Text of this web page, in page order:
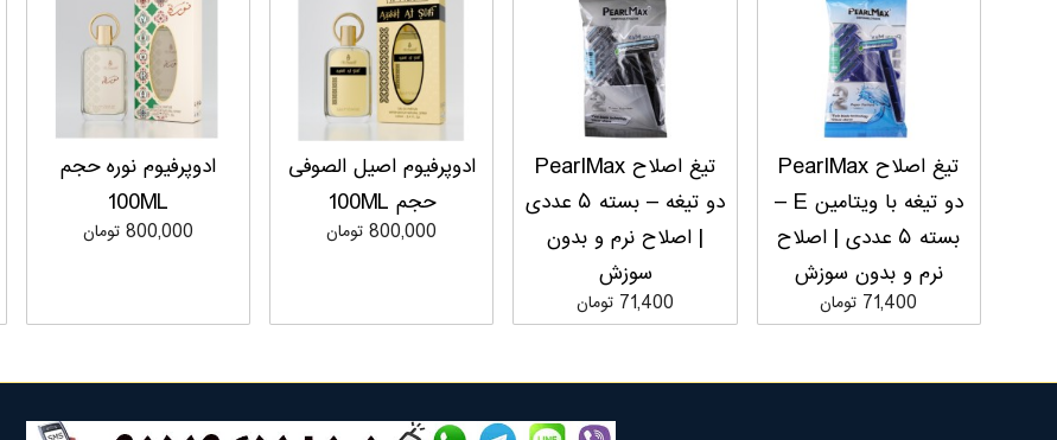
تیغ اصلاح PearlMax
دو تیغه با ویتامین E –
بسته ۵ عددی | اصلاح
نرم و بدون سوزش
71,400 تومان
تیغ اصلاح PearlMax
دو تیغه – بسته ۵ عددی
| اصلاح نرم و بدون
سوزش
71,400 تومان
ادوپرفیوم اصیل الصوفی
حجم 100ML
800,000 تومان
ادوپرفیوم نوره حجم
100ML
800,000 تومان